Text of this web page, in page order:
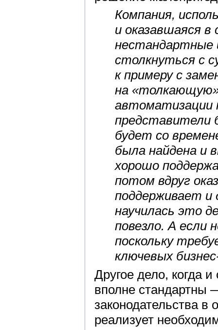
Компания,
и оказавшаяся в
нестандартные
столкнуться с
к примеру с
на
автоматизации
представители
будет со
была найдена и
хорошо
потом вдруг
поддерживает и
научилась это
повезло. А если
поскольку
ключевых
Другое дело, когда
вполне стандартны
законодательства в
реализует